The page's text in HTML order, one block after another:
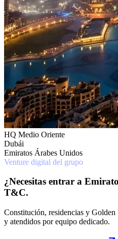
HQ Medio Oriente
Dubái
Emiratos Árabes Unidos
Venture digital del grupo
¿Necesitas entrar a
T&C.
Constitución, residencias y
y atendidos por equipo dedicado.